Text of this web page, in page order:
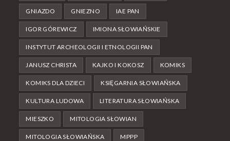
GNIAZDO GNIEZNO IAE PAN
IGOR GÓREWICZ IMIONA SŁOWIAŃSKIE
INSTYTUT ARCHEOLOGII I ETNOLOGII PAN
JANUSZ CHRISTA KAJKO I KOKOSZ KOMIKS
KOMIKS DLA DZIECI KSIĘGARNIA SŁOWIAŃSKA
KULTURA LUDOWA LITERATURA SŁOWIAŃSKA
MIESZKO MITOLOGIA SŁOWIAN
MITOLOGIA SŁOWIAŃSKA MPPP